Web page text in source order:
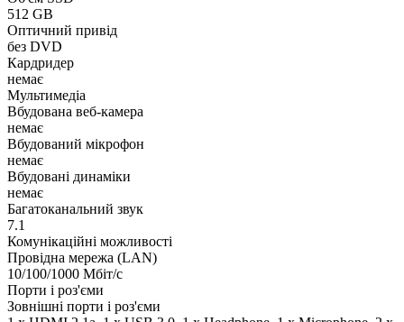
512 GB
Оптичний привід
без DVD
Кардридер
немає
Мультимедіа
Вбудована веб-камера
немає
Вбудований мікрофон
немає
Вбудовані динаміки
немає
Багатоканальний звук
7.1
Комунікаційні можливості
Провідна мережа (LAN)
10/100/1000 Мбіт/с
Порти і роз'єми
Зовнішні порти і роз'єми